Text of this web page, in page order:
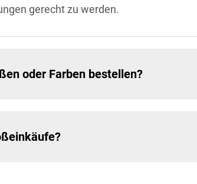
gerecht zu werden.
oder Farben bestellen?